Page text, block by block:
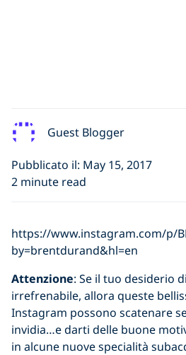
Guest Blogger
Pubblicato il: May 15, 2017
2 minute read
https://www.instagram.com/p/
by=brentdurand&hl=en
Attenzione: Se il tuo desiderio
irrefrenabile, allora queste
Instagram possono scatenare
invidia…e darti delle buone
in alcune nuove specialità